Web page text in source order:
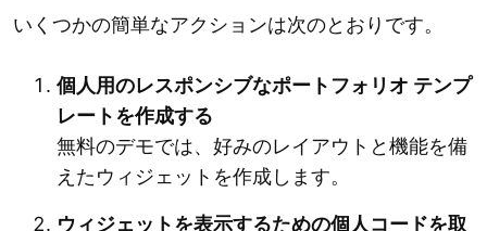
いくつかの簡単なアクションは次のとおりです。
個人用のレスポンシブなポートフォリオ テンプ
レートを作成する
無料のデモでは、好みのレイアウトと機能を備
えたウィジェットを作成します。
ウィジェットを表示するための個人コードを取